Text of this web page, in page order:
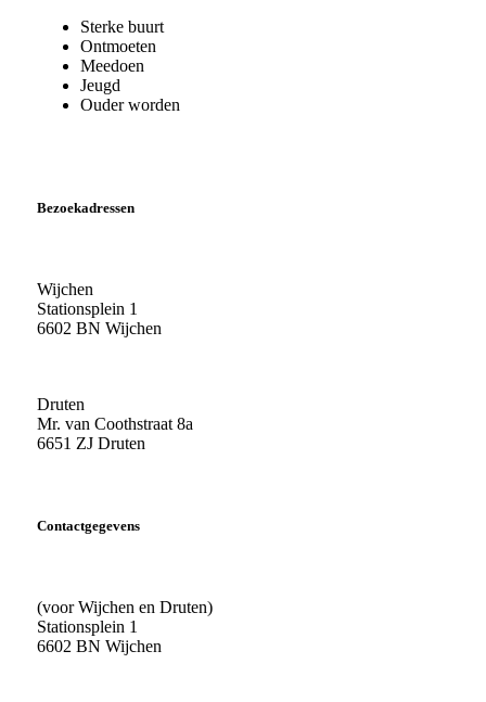
Sterke buurt
Ontmoeten
Meedoen
Jeugd
Ouder worden
Bezoekadressen
Wijchen
Stationsplein 1
6602 BN Wijchen
Druten
Mr. van Coothstraat 8a
6651 ZJ Druten
Contactgegevens
(voor Wijchen en Druten)
Stationsplein 1
6602 BN Wijchen